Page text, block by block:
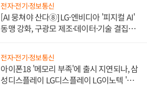
전자·전기·정보통신
[AI 뭉쳐야 산다⑧] LG·엔비디아 '피지컬 AI'
동맹 강화, 구광모 제조·데이터·기술 결집
전자·전기·정보통신
아이폰18 '메모리 부족'에 출시 지연되나, 삼
성디스플레이 LG디스플레이 LG이노텍 '탈